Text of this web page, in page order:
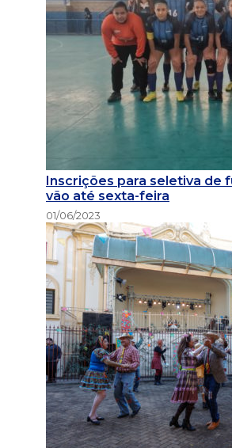
Inscrições para seletiva de
vão até sexta-feira
01/06/2023